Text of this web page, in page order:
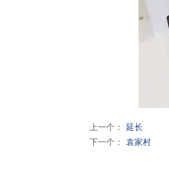
上一个：
延长
下一个：
袁家村